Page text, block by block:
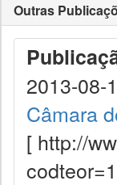
Outras
2013-08-
Câmara
[ http://